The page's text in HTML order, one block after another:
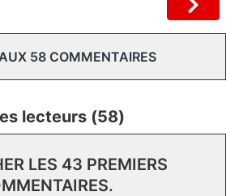
58 COMMENTAIRES
lecteurs (58)
LES 43 PREMIERS